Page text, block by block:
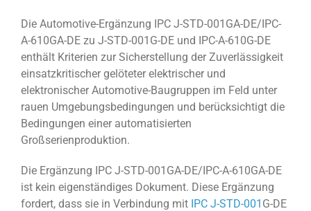
Die Automotive-Ergänzung IPC J-STD-001GA-DE/IPC-
A-610GA-DE zu J-STD-001G-DE und IPC-A-610G-DE
enthält Kriterien zur Sicherstellung der Zuverlässigkeit
einsatzkritischer gelöteter elektrischer und
elektronischer Automotive-Baugruppen im Feld unter
rauen Umgebungsbedingungen und berücksichtigt die
Bedingungen einer automatisierten
Großserienproduktion.
Die Ergänzung IPC J-STD-001GA-DE/IPC-A-610GA-DE
ist kein eigenständiges Dokument. Diese Ergänzung
fordert, dass sie in Verbindung mit IPC J-STD-001 G-DE